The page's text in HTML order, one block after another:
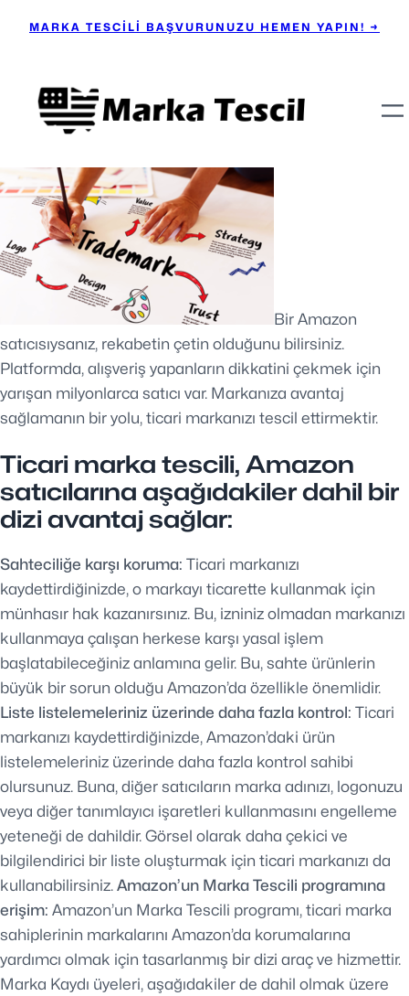
MARKA TESCİLİ BAŞVURUNUZU HEMEN YAPIN! →
Bir Amazon
satıcısıysanız, rekabetin çetin olduğunu bilirsiniz.
Platformda, alışveriş yapanların dikkatini çekmek için
yarışan milyonlarca satıcı var. Markanıza avantaj
sağlamanın bir yolu, ticari markanızı tescil ettirmektir.
Ticari marka tescili, Amazon
satıcılarına aşağıdakiler dahil bir
dizi avantaj sağlar:
Sahteciliğe karşı koruma: Ticari markanızı
kaydettirdiğinizde, o markayı ticarette kullanmak için
münhasır hak kazanırsınız. Bu, izniniz olmadan markanızı
kullanmaya çalışan herkese karşı yasal işlem
başlatabileceğiniz anlamına gelir. Bu, sahte ürünlerin
büyük bir sorun olduğu Amazon’da özellikle önemlidir.
Liste listelemeleriniz üzerinde daha fazla kontrol: Ticari
markanızı kaydettirdiğinizde, Amazon’daki ürün
listelemeleriniz üzerinde daha fazla kontrol sahibi
olursunuz. Buna, diğer satıcıların marka adınızı, logonuzu
veya diğer tanımlayıcı işaretleri kullanmasını engelleme
yeteneği de dahildir. Görsel olarak daha çekici ve
bilgilendirici bir liste oluşturmak için ticari markanızı da
kullanabilirsiniz. Amazon’un Marka Tescili programına
erişim: Amazon’un Marka Tescili programı, ticari marka
sahiplerinin markalarını Amazon’da korumalarına
yardımcı olmak için tasarlanmış bir dizi araç ve hizmettir.
Marka Kaydı üyeleri, aşağıdakiler de dahil olmak üzere